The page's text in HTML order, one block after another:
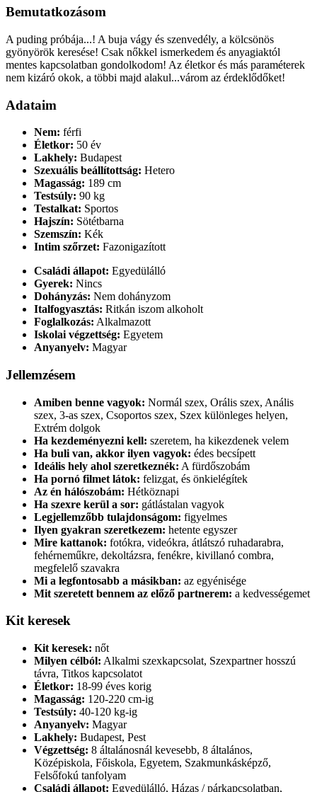
Bemutatkozásom
A puding próbája...! A buja vágy és szenvedély, a kölcsönös
gyönyörök keresése! Csak nőkkel ismerkedem és anyagiaktól
mentes kapcsolatban gondolkodom! Az életkor és más paraméterek
nem kizáró okok, a többi majd alakul...várom az érdeklődőket!
Adataim
Nem: férfi
Életkor: 50 év
Lakhely: Budapest
Szexuális beállítottság: Hetero
Magasság: 189 cm
Testsúly: 90 kg
Testalkat: Sportos
Hajszín: Sötétbarna
Szemszín: Kék
Intim szőrzet: Fazonigazított
Családi állapot: Egyedülálló
Gyerek: Nincs
Dohányzás: Nem dohányzom
Italfogyasztás: Ritkán iszom alkoholt
Foglalkozás: Alkalmazott
Iskolai végzettség: Egyetem
Anyanyelv: Magyar
Jellemzésem
Amiben benne vagyok: Normál szex, Orális szex, Anális
szex, 3-as szex, Csoportos szex, Szex különleges helyen,
Extrém dolgok
Ha kezdeményezni kell: szeretem, ha kikezdenek velem
Ha buli van, akkor ilyen vagyok: édes becsípett
Ideális hely ahol szeretkeznék: A fürdőszobám
Ha pornó filmet látok: felizgat, és önkielégítek
Az én hálószobám: Hétköznapi
Ha szexre kerül a sor: gátlástalan vagyok
Legjellemzőbb tulajdonságom: figyelmes
Ilyen gyakran szeretkezem: hetente egyszer
Mire kattanok: fotókra, videókra, átlátszó ruhadarabra,
fehérneműkre, dekoltázsra, fenékre, kivillanó combra,
megfelelő szavakra
Mi a legfontosabb a másikban: az egyénisége
Mit szeretett bennem az előző partnerem: a kedvességemet
Kit keresek
Kit keresek: nőt
Milyen célból: Alkalmi szexkapcsolat, Szexpartner hosszú
távra, Titkos kapcsolatot
Életkor: 18-99 éves korig
Magasság: 120-220 cm-ig
Testsúly: 40-120 kg-ig
Anyanyelv: Magyar
Lakhely: Budapest, Pest
Végzettség: 8 általánosnál kevesebb, 8 általános,
Középiskola, Főiskola, Egyetem, Szakmunkásképző,
Felsőfokú tanfolyam
Családi állapot: Egyedülálló, Házas / párkapcsolatban,